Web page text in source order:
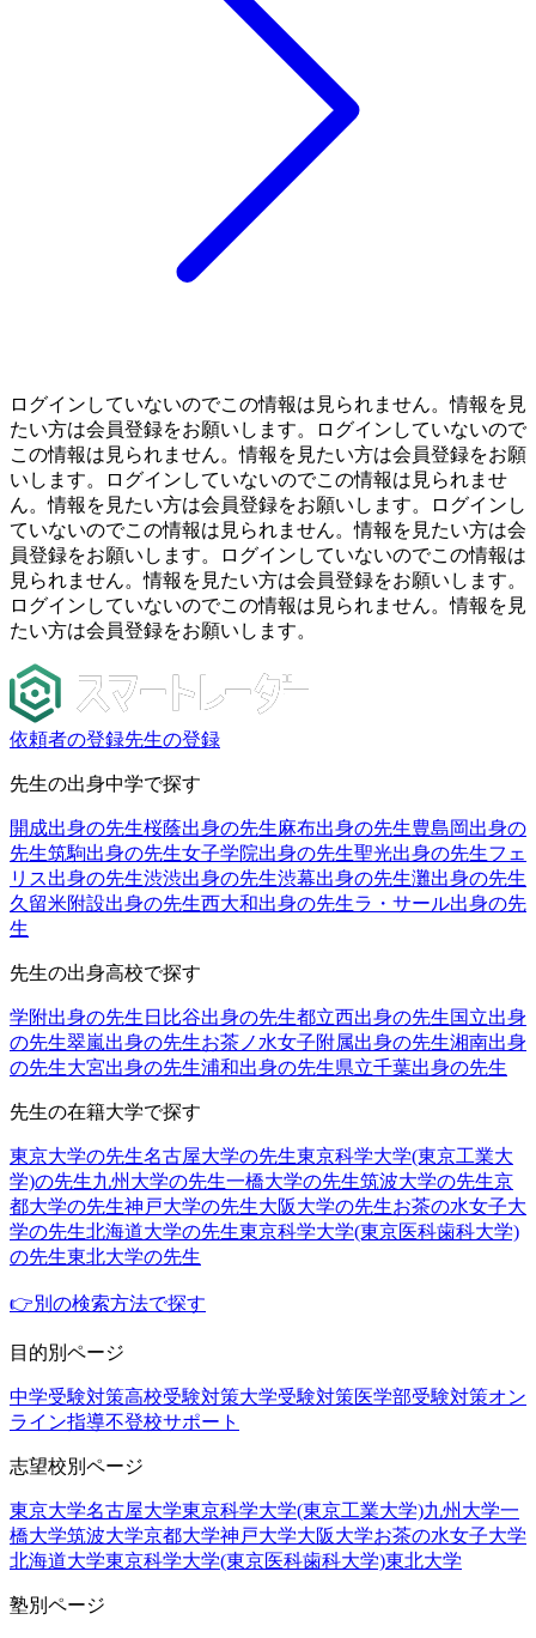
ログインしていないのでこの情報は見られません。情報を見
たい方は会員登録をお願いします。ログインしていないので
この情報は見られません。情報を見たい方は会員登録をお願
いします。ログインしていないのでこの情報は見られませ
ん。情報を見たい方は会員登録をお願いします。ログインし
ていないのでこの情報は見られません。情報を見たい方は会
員登録をお願いします。ログインしていないのでこの情報は
見られません。情報を見たい方は会員登録をお願いします。
ログインしていないのでこの情報は見られません。情報を見
たい方は会員登録をお願いします。
依頼者の登録先生の登録
先生の出身中学で探す
開成出身の先生桜蔭出身の先生麻布出身の先生豊島岡出身の
先生筑駒出身の先生女子学院出身の先生聖光出身の先生フェ
リス出身の先生渋渋出身の先生渋幕出身の先生灘出身の先生
久留米附設出身の先生西大和出身の先生ラ・サール出身の先
生
先生の出身高校で探す
学附出身の先生 日比谷出身の先生都立西出身の先生国立出身
の先生翠嵐出身の先生お茶ノ水女子附属出身の先生湘南出身
の先生大宮出身の先生浦和出身の先生県立千葉出身の先生
先生の在籍大学で探す
東京大学の先生名古屋大学の先生東京科学大学(東京工業大
学)の先生九州大学の先生一橋大学の先生筑波大学の先生京
都大学の先生神戸大学の先生大阪大学の先生お茶の水女子大
学の先生北海道大学の先生東京科学大学(東京医科歯科大学)
の先生東北大学の先生
👉別の検索方法で探す
目的別ページ
中学受験対策高校受験対策大学受験対策医学部受験対策オン
ライン指導不登校サポート
志望校別ページ
東京大学名古屋大学東京科学大学(東京工業大学)九州大学一
橋大学筑波大学京都大学神戸大学大阪大学お茶の水女子大学
北海道大学東京科学大学(東京医科歯科大学)東北大学
塾別ページ